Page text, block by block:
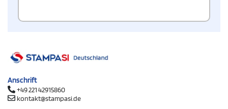
Anschrift
+49 221 42915860
kontakt@stampasi.de